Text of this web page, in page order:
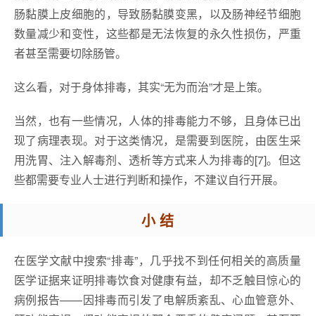
肠黏膜上皮细胞的，导致肠黏膜变黑，以及肠神经节细胞
数量减少和变性，这些都是无法恢复的永久性损伤，严重
者甚至需要切除肠管。
这么看，对于身体排毒，其实“无为而治”才是上策。
当然，也有一些情况，人体的排毒能力不够，且身体已出
现了病理表现。对于这类情况，是需要到医院，由医生采
用洗胃、注入解毒剂、透析等方式来人为排毒的[7]。但这
些都需要专业人士进行判断和操作，不建议自行开展。
小 结
在医学文献中搜索“排毒”，几乎找不到任何相关的高质量
医学证据来证明排毒饮食对健康有益，却不乏触目惊心的
病例报告——因排毒而引发了电解质紊乱、心血管意外、